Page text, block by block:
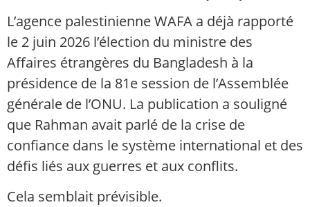
L’agence palestinienne WAFA a déjà rapporté
le 2 juin 2026 l’élection du ministre des
Affaires étrangères du Bangladesh à la
présidence de la 81e session de l’Assemblée
générale de l’ONU. La publication a souligné
que Rahman avait parlé de la crise de
confiance dans le système international et des
défis liés aux guerres et aux conflits.
Cela semblait prévisible.